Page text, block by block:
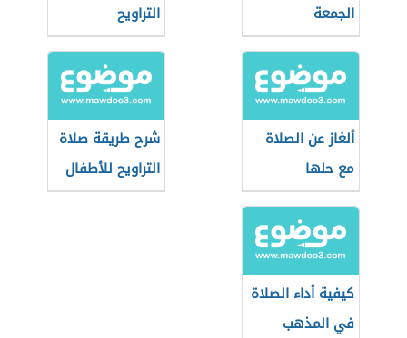
الجمعة
التراويح
ألغاز عن الصلاة
مع حلها
شرح طريقة صلاة
التراويح للأطفال
كيفية أداء الصلاة
في المذهب